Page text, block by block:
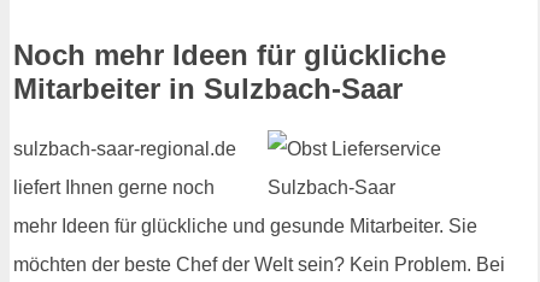
Noch mehr Ideen für glückliche
Mitarbeiter in Sulzbach-Saar
sulzbach-saar-regional.de
liefert Ihnen gerne noch
mehr Ideen für glückliche und gesunde Mitarbeiter. Sie
möchten der beste Chef der Welt sein? Kein Problem. Bei